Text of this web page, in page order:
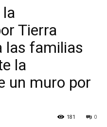
Tierra
las familias
la
un muro por
0
181